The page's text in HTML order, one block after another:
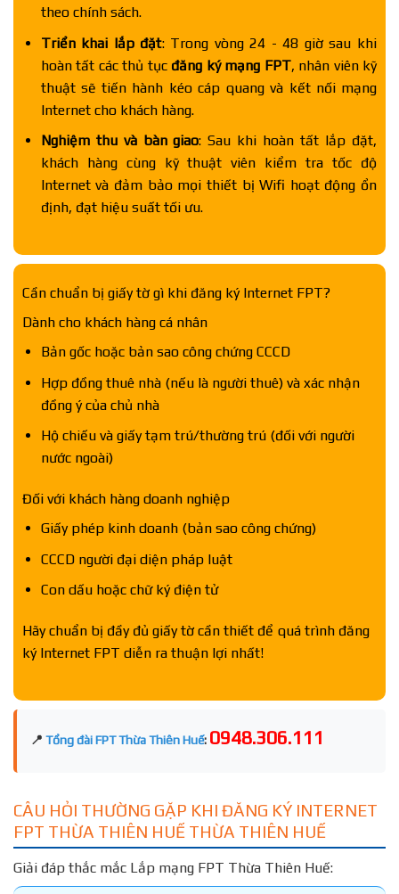
theo chính sách.
Triển khai lắp đặt: Trong vòng 24 - 48 giờ sau khi
hoàn tất các thủ tục đăng ký mạng FPT, nhân viên kỹ
thuật sẽ tiến hành kéo cáp quang và kết nối mạng
Internet cho khách hàng.
Nghiệm thu và bàn giao: Sau khi hoàn tất lắp đặt,
khách hàng cùng kỹ thuật viên kiểm tra tốc độ
Internet và đảm bảo mọi thiết bị Wifi hoạt động ổn
định, đạt hiệu suất tối ưu.
Cần chuẩn bị giấy tờ gì khi đăng ký Internet FPT?
Dành cho khách hàng cá nhân
Bản gốc hoặc bản sao công chứng CCCD
Hợp đồng thuê nhà (nếu là người thuê) và xác nhận
đồng ý của chủ nhà
Hộ chiếu và giấy tạm trú/thường trú (đối với người
nước ngoài)
Đối với khách hàng doanh nghiệp
Giấy phép kinh doanh (bản sao công chứng)
CCCD người đại diện pháp luật
Con dấu hoặc chữ ký điện tử
Hãy chuẩn bị đầy đủ giấy tờ cần thiết để quá trình đăng
ký Internet FPT diễn ra thuận lợi nhất!
📍 Tổng đài FPT Thừa Thiên Huế: 0948.306.111
CÂU HỎI THƯỜNG GẶP KHI ĐĂNG KÝ INTERNET
FPT THỪA THIÊN HUẾ THỪA THIÊN HUẾ
Giải đáp thắc mắc Lắp mạng FPT Thừa Thiên Huế: